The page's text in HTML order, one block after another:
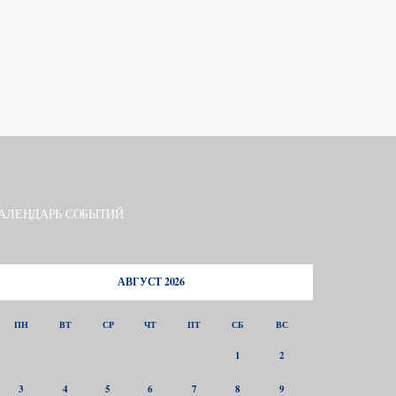
СОБЫТИЙ
АВГУСТ 2026
ПН ВТ СР ЧТ ПТ СБ ВС
1 2
3 4 5 6 7 8 9